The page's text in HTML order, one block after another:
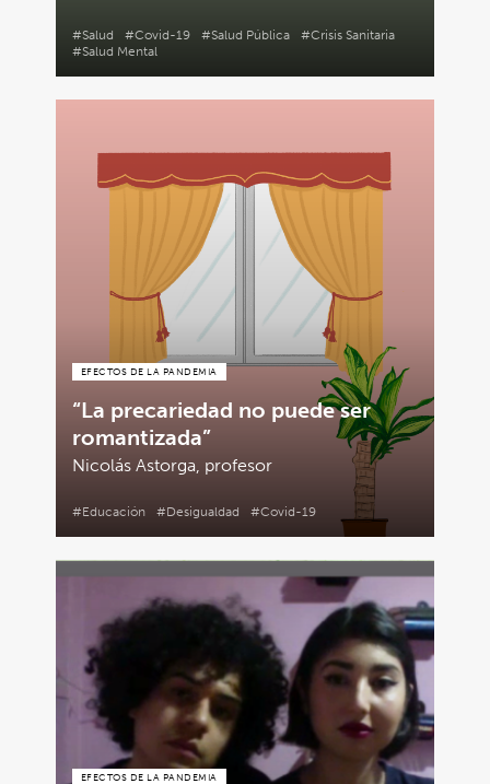
#Salud #Covid-19 #Salud Pública
#Crisis Sanitaria
#Salud Mental
EFECTOS DE LA PANDEMIA
“La precariedad no puede ser
romantizada”
Nicolás Astorga, profesor
#Educación #Desigualdad #Covid-19
EFECTOS DE LA PANDEMIA